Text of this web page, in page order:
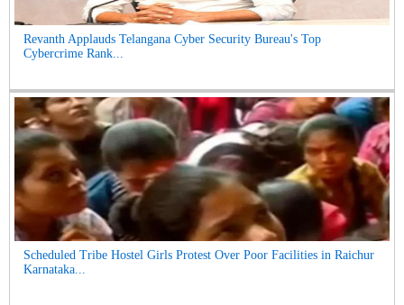
Revanth Applauds Telangana Cyber Security Bureau's Top
Cybercrime Rank...
Scheduled Tribe Hostel Girls Protest Over Poor Facilities in Raichur
Karnataka...